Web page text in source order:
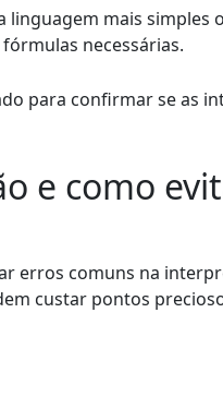
mais simples
necessárias.
para confirmar se as
e como
erros comuns na
custar pontos